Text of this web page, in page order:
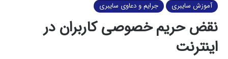
آموزش سایبری جرایم و دعاوی سایبری
نقض حریم خصوصی کاربران در
اینترنت